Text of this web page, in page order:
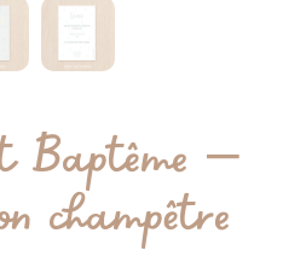
Baptême –
champêtre